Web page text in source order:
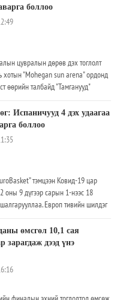
боллоо
цувралын дөрөв дэх тоглолт
"Mohegan sun arena" ордонд
өөрийн талбайд "Тамганууд"
ойртуулсан билээ. Гуравдахь
рекордыг тогтоосон
Испаничууд 4 дэх удаагаа
боллоо
тэмцээн Ковид-19 цар
оны 9 дүгээр сарын 1-нээс 18
Европ тивийн шилдэг
өмсгөл 10,1 сая
зарагдаж дээд үнэ